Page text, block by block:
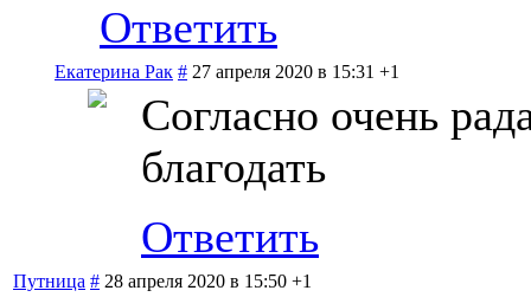
Ответить
Екатерина Рак # 27 апреля 2020 в 15:31 +1
Согласно очень
благодать
Ответить
Путница # 28 апреля 2020 в 15:50 +1